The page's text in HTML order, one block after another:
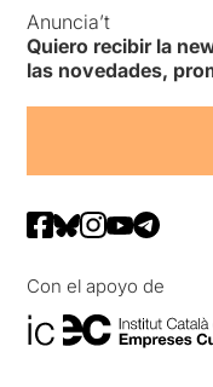
Anuncia’t
Quiero recibir la
las novedades,
Con el apoyo de